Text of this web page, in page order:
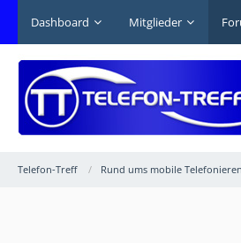
Dashboard Mitglieder
Telefon-Treff Rund ums mobile Telefonieren